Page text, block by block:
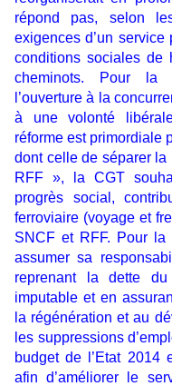
répond pas, selon
exigences d’un
conditions sociales de
cheminots. Pour la
l’ouverture à la
à une volonté
réforme est primordiale
dont celle de séparer
RFF », la CGT
progrès social,
ferroviaire (voyage et
SNCF et RFF. Pour la
assumer sa
reprenant la dette
imputable et en
la régénération et au
les suppressions
budget de l’Etat 2014
afin d’améliorer le